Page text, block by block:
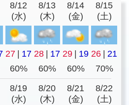
8/12
(水)
8/13
(木)
8/14
(金)
8/15
(土)
27 17 28 17 29 19 26
21
60% 60% 60% 70%
8/19
(水)
8/20
(木)
8/21
(金)
8/22
(土)